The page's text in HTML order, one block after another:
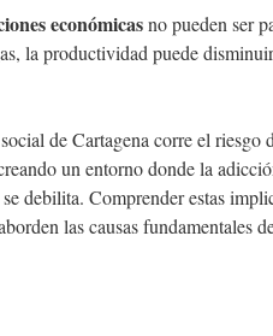
económicasno pueden ser
la productividad puede
de Cartagena corre el riesgo
un entorno donde la
se debilita. Comprender estas
las causas fundamentales